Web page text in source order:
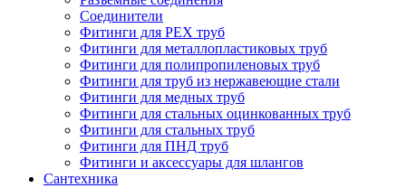
Соединители
Фитинги для PEX труб
Фитинги для металлопластиковых труб
Фитинги для полипропиленовых труб
Фитинги для труб из нержавеющие стали
Фитинги для медных труб
Фитинги для стальных оцинкованных труб
Фитинги для стальных труб
Фитинги для ПНД труб
Фитинги и аксессуары для шлангов
Сантехника